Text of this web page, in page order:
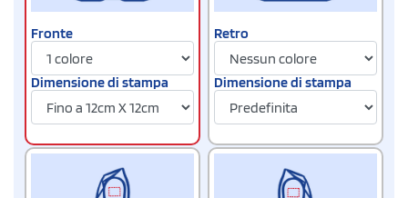
Fronte
Dimensione di stampa
Retro
Dimensione di stampa